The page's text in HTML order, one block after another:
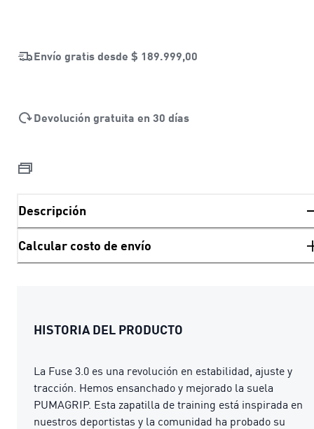
Envío gratis desde $ 189.999,00
Devolución gratuita en 30 días
Descripción
Calcular costo de envío
HISTORIA DEL PRODUCTO
La Fuse 3.0 es una revolución en estabilidad, ajuste y
tracción. Hemos ensanchado y mejorado la suela
PUMAGRIP. Esta zapatilla de training está inspirada en
nuestros deportistas y la comunidad ha probado su